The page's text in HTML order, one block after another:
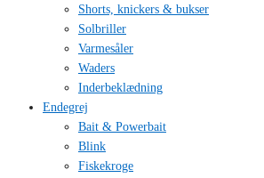
Shorts, knickers & bukser
Solbriller
Varmesåler
Waders
Inderbeklædning
Endegrej
Bait & Powerbait
Blink
Fiskekroge